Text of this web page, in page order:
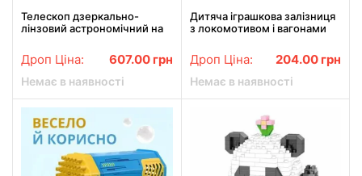
Телескоп дзеркально-
лінзовий астрономічний на
HA-152
Дроп Ціна: 607.00 грн
Немає в наявності
Дитяча іграшкова залізниця
з локомотивом і вагонами
Classic Train 13 деталей
Дроп Ціна: 204.00 грн
Немає в наявності